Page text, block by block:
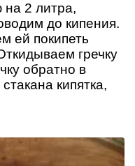
на 2 литра,
до кипения.
ей покипеть
гречку
обратно в
кипятка,